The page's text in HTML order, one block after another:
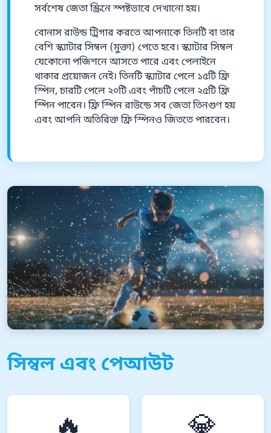
সর্বশেষ জেতা স্ক্রিনে স্পষ্টভাবে দেখানো হয়।
বোনাস রাউন্ড ট্রিগার করতে আপনাকে তিনটি বা তার
বেশি স্ক্যাটার সিম্বল (মুক্তা) পেতে হবে। স্ক্যাটার সিম্বল
যেকোনো পজিশনে আসতে পারে এবং পেলাইনে
থাকার প্রয়োজন নেই। তিনটি স্ক্যাটার পেলে ১৫টি ফ্রি
স্পিন, চারটি পেলে ২০টি এবং পাঁচটি পেলে ২৫টি ফ্রি
স্পিন পাবেন। ফ্রি স্পিন রাউন্ডে সব জেতা তিনগুণ হয়
এবং আপনি অতিরিক্ত ফ্রি স্পিনও জিততে পারবেন।
সিম্বল এবং পেআউট